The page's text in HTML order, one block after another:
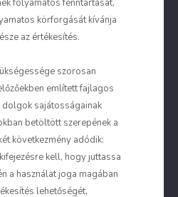
folyamatos fenntartását,
körforgását kívánja
az értékesítés.
szorosan
említett fajlagos
sajátosságainak
betöltött szerepének a
következmény adódik:
kell, hogy juttassa
a használat joga magában
lehetőségét,